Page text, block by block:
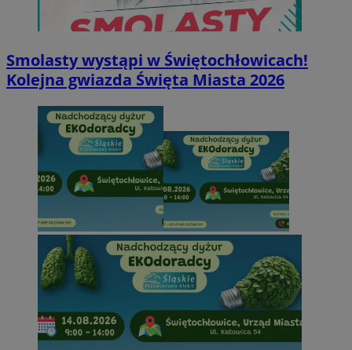
Smolasty wystąpi w Świętochłowicach!
Kolejna gwiazda Święta Miasta 2026